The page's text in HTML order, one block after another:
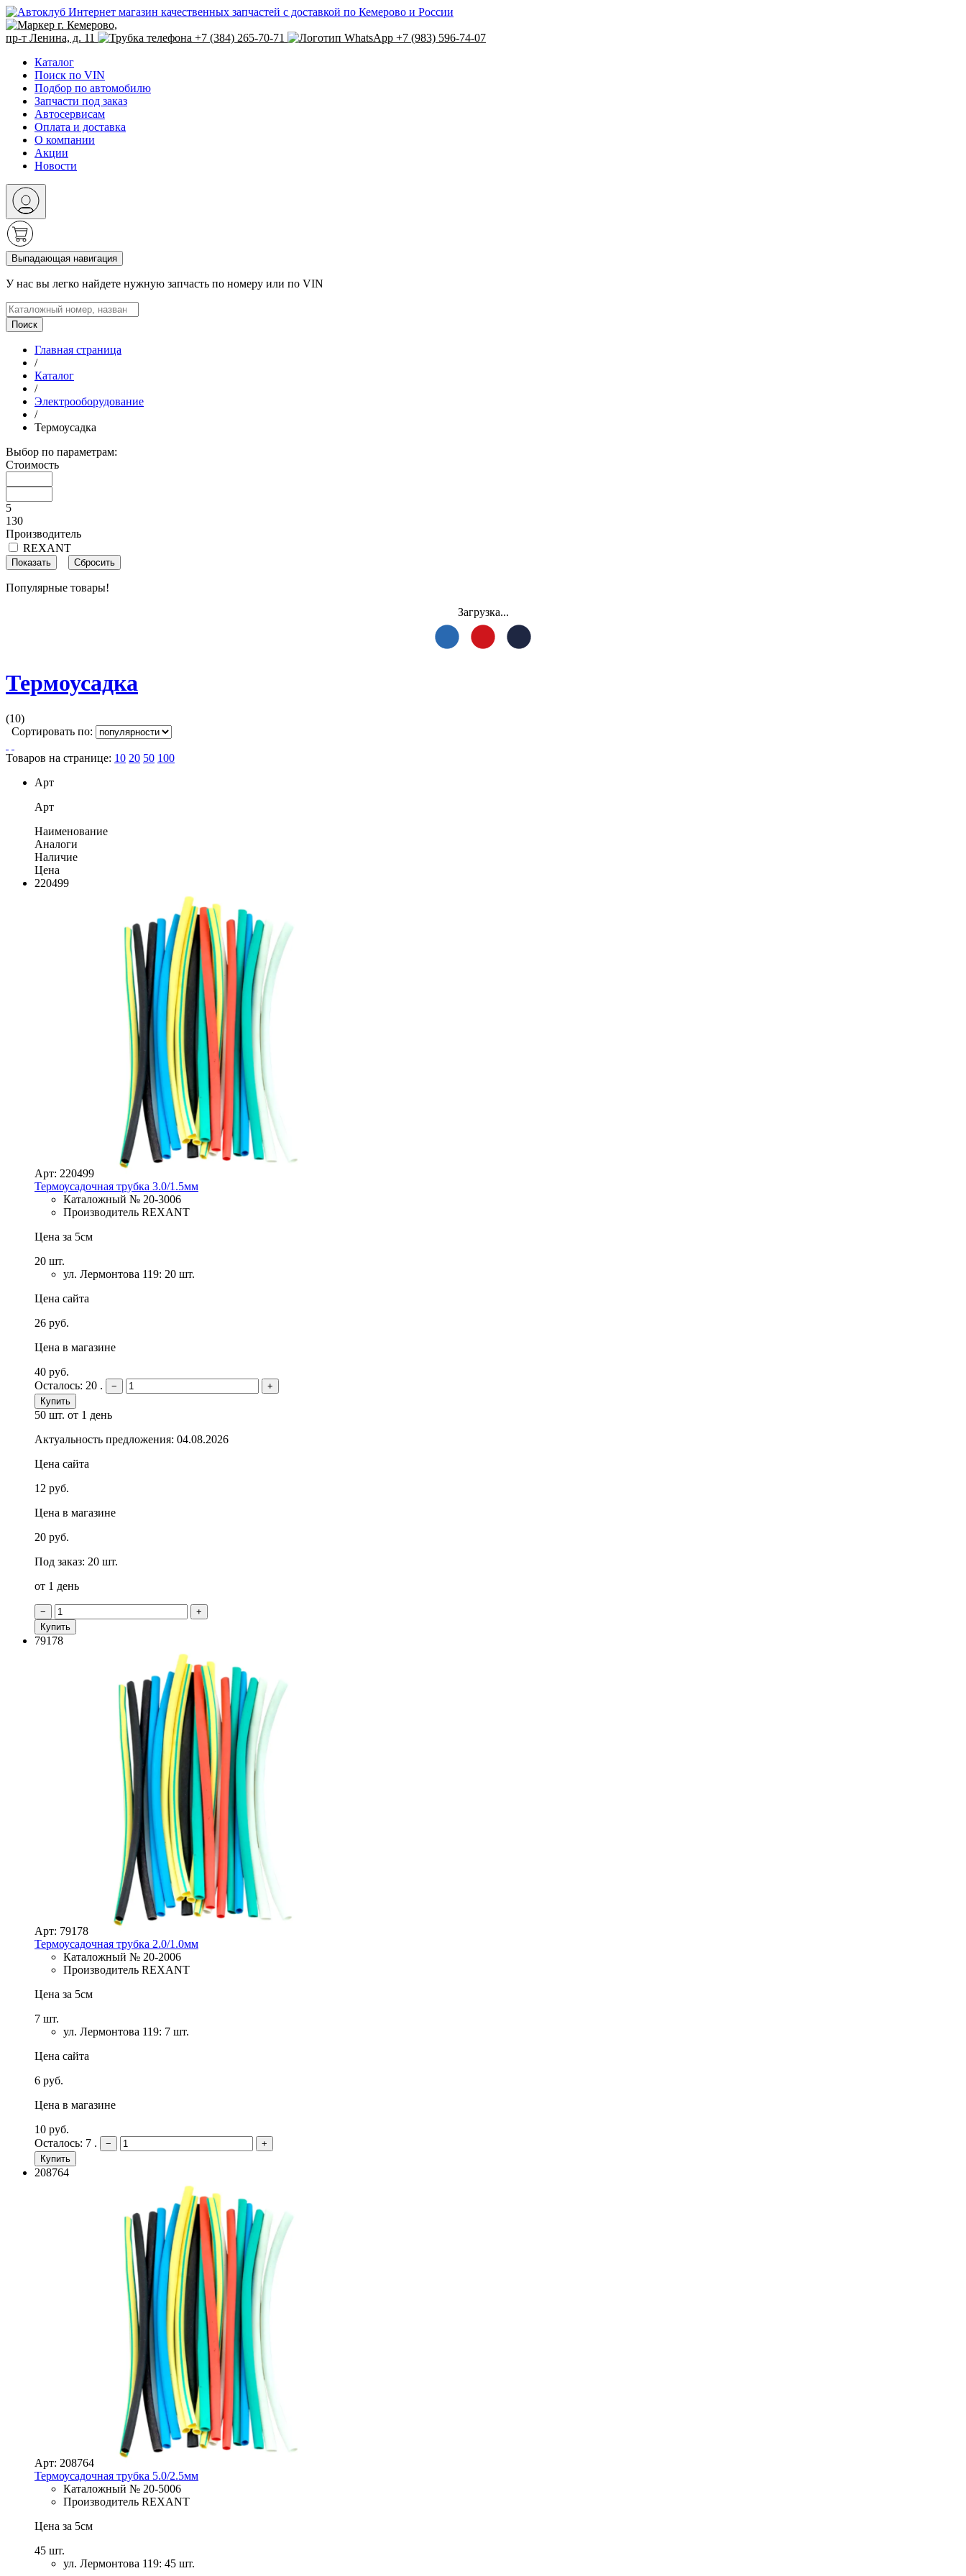
Интернет магазин качественных запчастей с доставкой по Кемерово и России
г. Кемерово,
пр-т Ленина, д. 11
+7 (384) 265-70-71
+7 (983) 596-74-07
Каталог
Поиск по VIN
Подбор по автомобилю
Запчасти под заказ
Автосервисам
Оплата и доставка
О компании
Акции
Новости
Выпадающая навигация
У нас вы легко найдете нужную запчасть по номеру или по VIN
Поиск
Главная страница
/
Каталог
/
Электрооборудование
/
Термоусадка
Выбор по параметрам:
Стоимость
5
130
Производитель
REXANT
Популярные товары!
Загрузка...
Термоусадка
(10)
Сортировать по:
Товаров на странице: 10 20 50 100
Арт
Арт
Наименование
Аналоги
Наличие
Цена
220499
Арт: 220499
Термоусадочная трубка 3.0/1.5мм
Каталожный № 20-3006
Производитель REXANT
Цена за 5см
20 шт.
ул. Лермонтова 119: 20 шт.
Цена сайта
26 руб.
Цена в магазине
40 руб.
Осталось: 20 .
−
+
Купить
50 шт. от 1 день
Актуальность предложения: 04.08.2026
Цена сайта
12 руб.
Цена в магазине
20 руб.
Под заказ: 20 шт.
от 1 день
−
+
Купить
79178
Арт: 79178
Термоусадочная трубка 2.0/1.0мм
Каталожный № 20-2006
Производитель REXANT
Цена за 5см
7 шт.
ул. Лермонтова 119: 7 шт.
Цена сайта
6 руб.
Цена в магазине
10 руб.
Осталось: 7 .
−
+
Купить
208764
Арт: 208764
Термоусадочная трубка 5.0/2.5мм
Каталожный № 20-5006
Производитель REXANT
Цена за 5см
45 шт.
ул. Лермонтова 119: 45 шт.